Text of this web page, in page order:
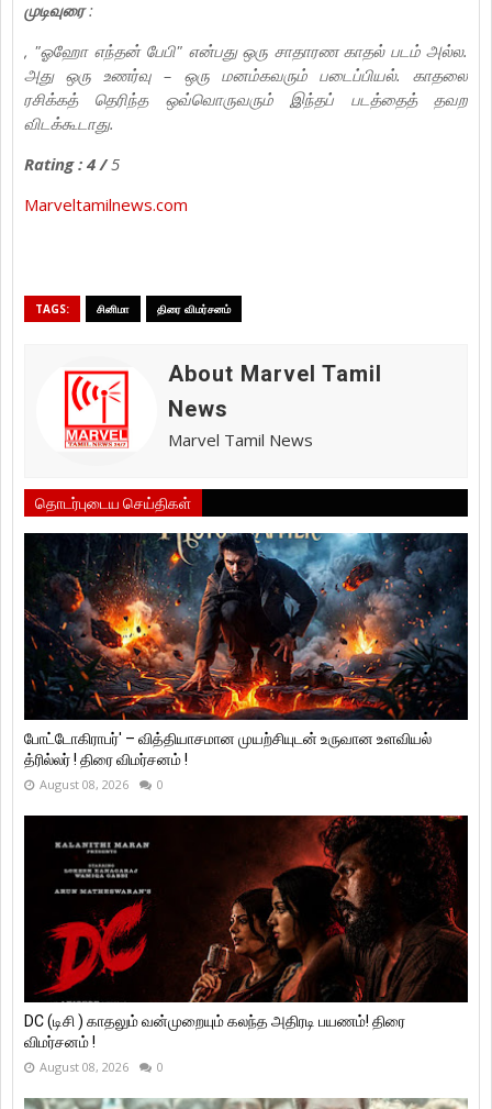
முடிவுரை:
, "ஓஹோ எந்தன் பேபி" என்பது ஒரு சாதாரண காதல் படம் அல்ல.
அது ஒரு உணர்வு – ஒரு மனம்கவரும் படைப்பியல். காதலை
ரசிக்கத் தெரிந்த ஒவ்வொருவரும் இந்தப் படத்தைத் தவற
விடக்கூடாது.
Rating : 4 /5
Marveltamilnews.com
TAGS: சினிமா திரை விமர்சனம்
About Marvel Tamil
News
Marvel Tamil News
தொடர்புடைய செய்திகள்
போட்டோகிராபர்' – வித்தியாசமான முயற்சியுடன் உருவான உளவியல்
த்ரில்லர் ! திரை விமர்சனம் !
August 08, 2026 0
DC (டிசி ) காதலும் வன்முறையும் கலந்த அதிரடி பயணம்! திரை
விமர்சனம் !
August 08, 2026 0